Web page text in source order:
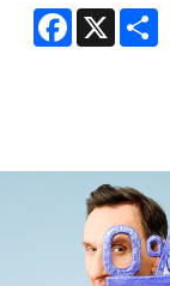
Facebook
X